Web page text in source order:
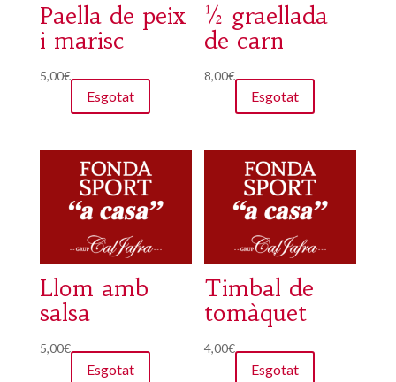
Paella de peix
i marisc
5,00€
Esgotat
½ graellada
de carn
8,00€
Esgotat
Llom amb
salsa
5,00€
Esgotat
Timbal de
tomàquet
4,00€
Esgotat